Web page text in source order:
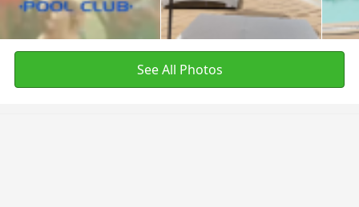
See All Photos